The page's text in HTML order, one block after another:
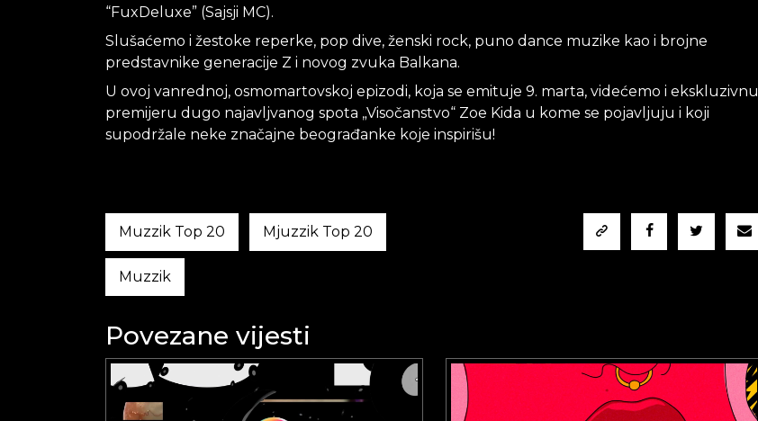
“FuxDeluxe” (Sajsji MC).
Slušaćemo i žestoke reperke, pop dive, ženski rock, puno dance muzike kao i brojne
predstavnike generacije Z i novog zvuka Balkana.
U ovoj vanrednoj, osmomartovskoj epizodi, koja se emituje 9. marta, videćemo i ekskluzivnu
premijeru dugo najavljvanog spota „Visočanstvo“ Zoe Kida u kome se pojavljuju i koji
supodržale neke značajne beograđanke koje inspirišu!
Muzzik Top 20 Mjuzzik Top 20
Muzzik
Povezane vijesti